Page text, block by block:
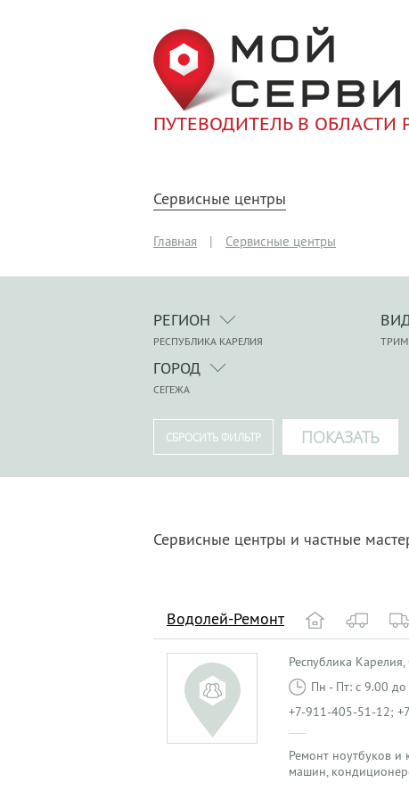
ПУТЕВОДИТЕЛЬ В ОБЛАСТИ
Сервисные центры
Главная | Сервисные центры
РЕГИОН
РЕСПУБЛИКА КАРЕЛИЯ
ГОРОД
СЕГЕЖА
Сервисные центры и частные
Водолей-Ремонт
Республика
Пн - Пт: с 9.00
+7-911-405-51-12;
Ремонт ноутбуков и
машин,